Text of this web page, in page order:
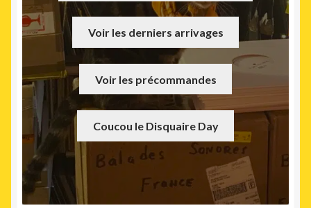
Voir les derniers arrivages
Voir les précommandes
Coucou le Disquaire Day